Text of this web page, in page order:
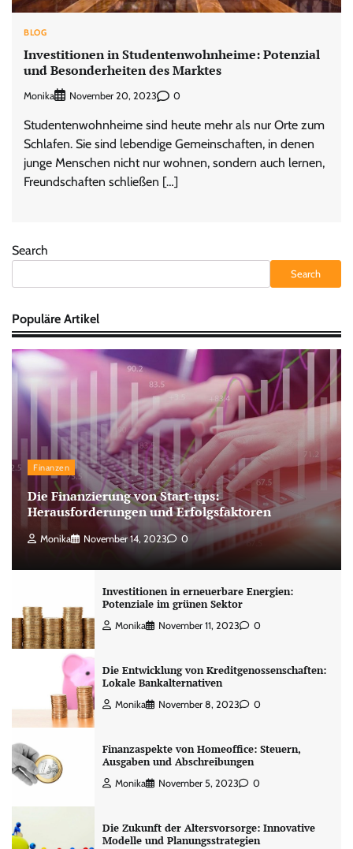
BLOG
Investitionen in Studentenwohnheime: Potenzial
und Besonderheiten des Marktes
Monika November 20, 2023 0
Studentenwohnheime sind heute mehr als nur Orte zum
Schlafen. Sie sind lebendige Gemeinschaften, in denen
junge Menschen nicht nur wohnen, sondern auch lernen,
Freundschaften schließen […]
Search
Search
Populäre Artikel
Finanzen
Die Finanzierung von Start-ups:
Herausforderungen und Erfolgsfaktoren
Monika November 14, 2023 0
Investitionen in erneuerbare Energien:
Potenziale im grünen Sektor
Monika November 11, 2023 0
Die Entwicklung von Kreditgenossenschaften:
Lokale Bankalternativen
Monika November 8, 2023 0
Finanzaspekte von Homeoffice: Steuern,
Ausgaben und Abschreibungen
Monika November 5, 2023 0
Die Zukunft der Altersvorsorge: Innovative
Modelle und Planungsstrategien